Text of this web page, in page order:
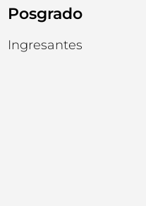
Posgrado
Ingresantes